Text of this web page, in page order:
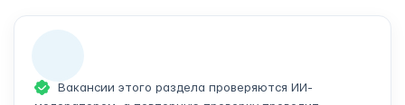
Вакансии этого раздела проверяются ИИ-